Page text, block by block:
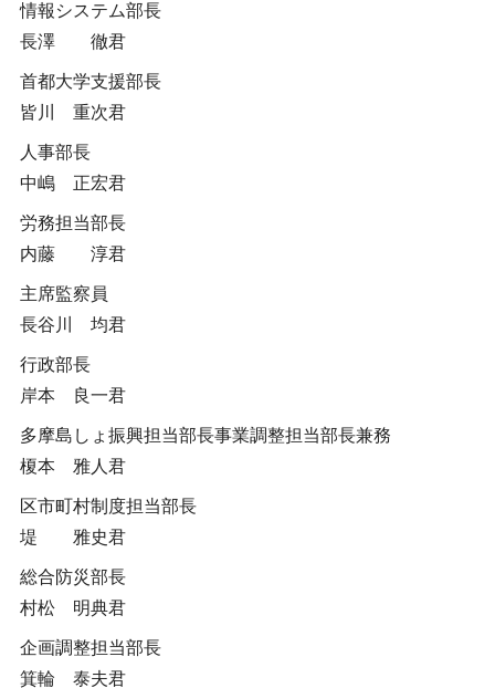
情報システム部長
長澤 徹君
首都大学支援部長
皆川 重次君
人事部長
中嶋 正宏君
労務担当部長
内藤 淳君
主席監察員
長谷川 均君
行政部長
岸本 良一君
多摩島しょ振興担当部長事業調整担当部長兼務
榎本 雅人君
区市町村制度担当部長
堤 雅史君
総合防災部長
村松 明典君
企画調整担当部長
箕輪 泰夫君